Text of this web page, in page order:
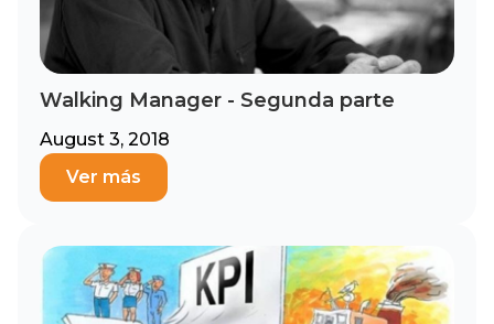
Walking Manager - Segunda parte
August 3, 2018
Ver más